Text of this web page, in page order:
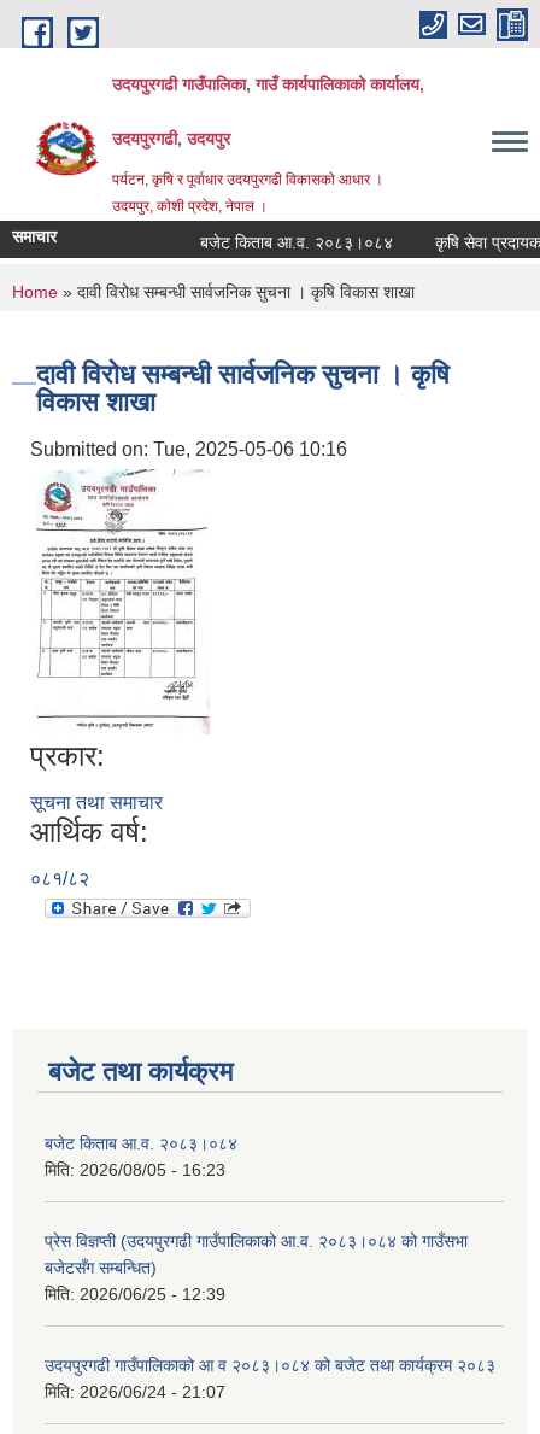
Skip to main content
उदयपुरगढी गाउँपालिका, गाउँ कार्यपालिकाको कार्यालय,
उदयपुरगढी, उदयपुर
पर्यटन, कृषि र पूर्वाधार उदयपुरगढी विकासकाे आधार ।
उदयपुर, काेशी प्रदेश, नेपाल ।
समाचार बजेट किताब आ.व. २०८३।०८४ कृषि सेवा
You are here
Home » दावी विरोध सम्बन्धी सार्वजनिक सुचना । कृषि विकास शाखा
दावी विरोध सम्बन्धी सार्वजनिक सुचना । कृषि
विकास शाखा
Submitted on: Tue, 2025-05-06 10:16
प्रकार:
सूचना तथा समाचार
आर्थिक वर्ष:
०८१/८२
बजेट तथा कार्यक्रम
बजेट किताब आ.व. २०८३।०८४
मिति: 2026/08/05 - 16:23
प्रेस विज्ञप्ती (उदयपुरगढी गाउँपालिकाको आ.व. २०८३।०८४ को गाउँसभा
बजेटसँग सम्बन्धित)
मिति: 2026/06/25 - 12:39
उदयपुरगढी गाउँपालिकाको आ व २०८३।०८४ को बजेट तथा कार्यक्रम २०८३
मिति: 2026/06/24 - 21:07